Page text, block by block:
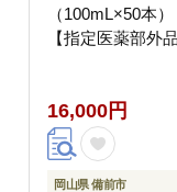
（100mL×50本
【指定医薬部外
16,000円
岡山県 備前市